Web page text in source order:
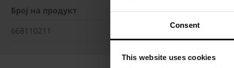
Consent
This website uses cookies
Број на продукт Работни
668110211